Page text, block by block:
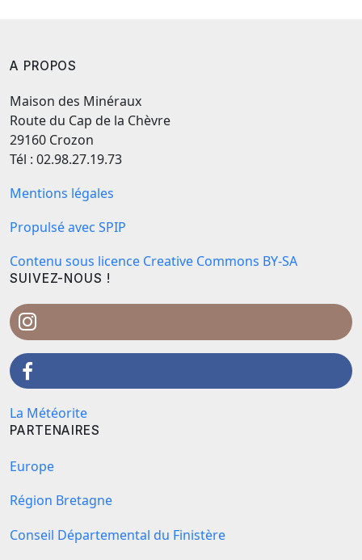
A PROPOS
Maison des Minéraux
Route du Cap de la Chèvre
29160 Crozon
Tél : 02.98.27.19.73
Mentions légales
Propulsé avec SPIP
Contenu sous licence Creative Commons BY-SA
SUIVEZ-NOUS !
La Météorite
PARTENAIRES
Europe
Région Bretagne
Conseil Départemental du Finistère